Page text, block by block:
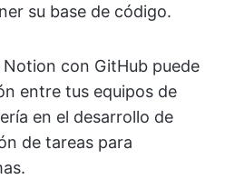
su base de código.
con GitHub puede
entre tus equipos de
en el desarrollo de
de tareas para